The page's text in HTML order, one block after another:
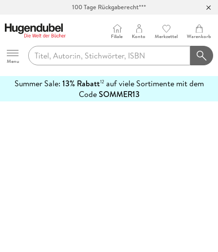
100 Tage Rückgaberecht***
Hugendubel
Menu
Filiale Konto Merkzettel Warenkorb
Summer Sale: 13% Rabatt12auf viele Sortimente mit dem
CodeSOMMER13
erfahren